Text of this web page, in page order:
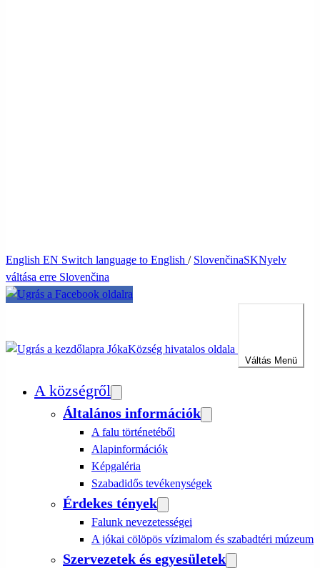
English EN Switch language to English / SlovenčinaSKNyelv
váltása erre Slovenčina
JókaKözség hivatalos oldala
Váltás Menü
A községről
Általános információk
A falu történetéből
Alapinformációk
Képgaléria
Szabadidős tevékenységek
Érdekes tények
Falunk nevezetességei
A jókai cölöpös vízimalom és szabadtéri múzeum
Szervezetek és egyesületek